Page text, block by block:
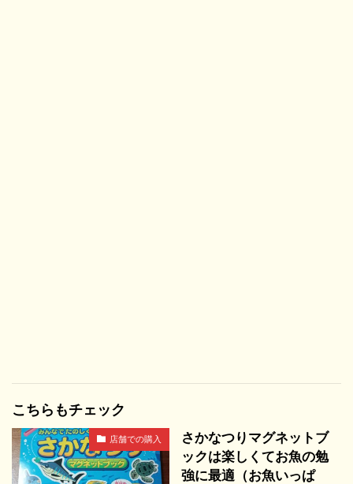
こちらもチェック
店舗での購入
さかなつりマグネットブ
ックは楽しくてお魚の勉
強に最適（お魚いっぱ